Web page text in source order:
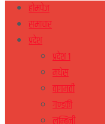
होमपेज
समाचार
प्रदेश
प्रदेश १
मधेस
वागमती
गण्डकी